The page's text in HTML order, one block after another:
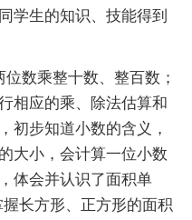
学生的知识、技能得到
数乘整十数、整百数；
相应的乘、除法估算和
初步知道小数的含义，
大小，会计算一位小数
体会并认识了面积单
长方形、正方形的面积